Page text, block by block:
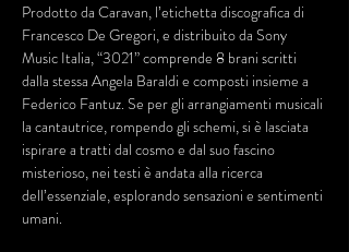
Prodotto da Caravan, l’etichetta discografica di
Francesco De Gregori, e distribuito da Sony
Music Italia, “3021” comprende 8 brani scritti
dalla stessa Angela Baraldi e composti insieme a
Federico Fantuz. Se per gli arrangiamenti musicali
la cantautrice, rompendo gli schemi, si è lasciata
ispirare a tratti dal cosmo e dal suo fascino
misterioso, nei testi è andata alla ricerca
dell’essenziale, esplorando sensazioni e sentimenti
umani.